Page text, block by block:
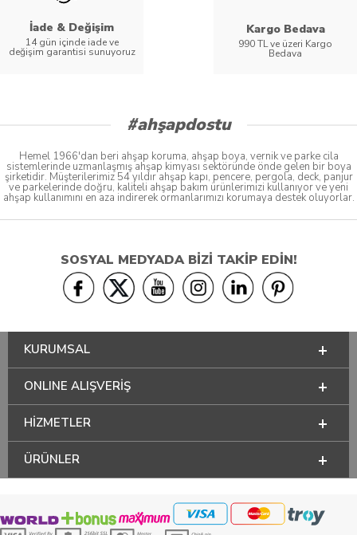
İade & Değişim
14 gün içinde iade ve
değişim garantisi sunuyoruz
Kargo Bedava
990 TL ve üzeri Kargo
Bedava
#ahşapdostu
Hemel 1966'dan beri ahşap koruma, ahşap boya, vernik ve parke cila
sistemlerinde uzmanlaşmış ahşap kimyası sektöründe önde gelen bir boya
şirketidir. Müşterilerimiz 54 yıldır ahşap kapı, pencere, pergola, deck, panjur
ve parkelerinde doğru, kaliteli ahşap bakım ürünlerimizi kullanıyor ve yeni
ahşap kullanımını en aza indirerek ormanlarımızı korumaya destek oluyorlar.
SOSYAL MEDYADA BİZİ TAKİP EDİN!
KURUMSAL
ONLINE ALIŞVERİŞ
HİZMETLER
ÜRÜNLER